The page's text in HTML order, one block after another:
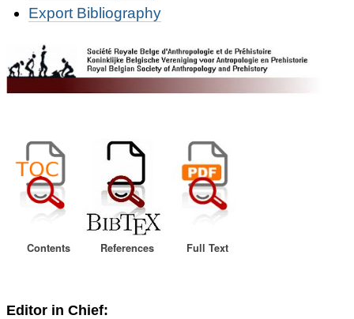
Export Bibliography
Contents References Full Text
Editor in Chief: